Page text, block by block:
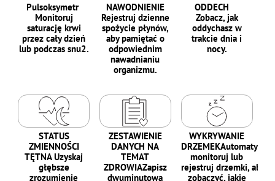
Pulsoksymetr
Monitoruj
saturację krwi
przez cały dzień
lub podczas snu2.
NAWODNIENIE
Rejestruj dzienne
spożycie płynów,
aby pamiętać o
odpowiednim
nawadnianiu
organizmu.
ODDECH
Zobacz, jak
oddychasz w
trakcie dnia i
nocy.
STATUS
ZMIENNOŚCI
TĘTNA Uzyskaj
głębsze
zrozumienie
ZESTAWIENIE
DANYCH NA
TEMAT
ZDROWIAZapisz
dwuminutową
WYKRYWANIE
monitoruj lub
rejestruj drzemki, aby
zobaczyć, jakie